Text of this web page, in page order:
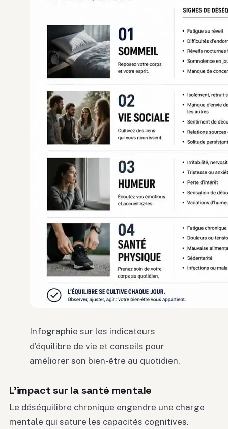
Infographie sur les indicateurs
d’équilibre de vie et conseils pour
améliorer son bien-être au quotidien.
L’impact sur la santé mentale
Le déséquilibre chronique engendre une charge
mentale qui sature les capacités cognitives.